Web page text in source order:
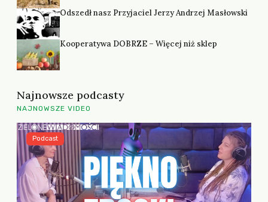
Odszedł nasz Przyjaciel Jerzy Andrzej Masłowski
Kooperatywa DOBRZE – Więcej niż sklep
Najnowsze podcasty
NAJNOWSZE VIDEO
Podcast